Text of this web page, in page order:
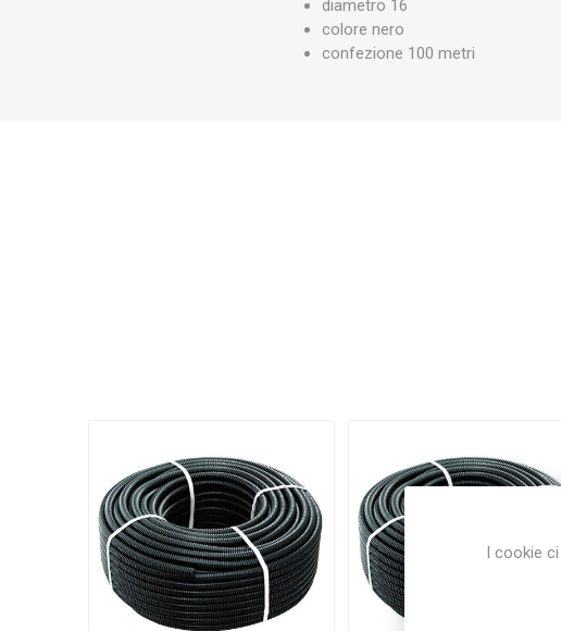
diametro 16
colore nero
confezione 100 metri
I cookie